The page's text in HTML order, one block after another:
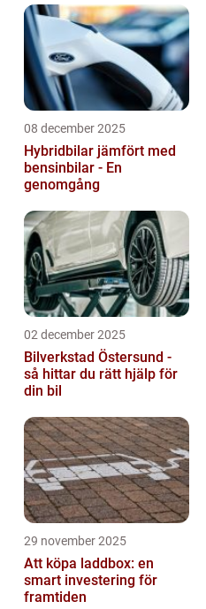
08 december 2025
Hybridbilar jämfört med
bensinbilar - En
genomgång
02 december 2025
Bilverkstad Östersund -
så hittar du rätt hjälp för
din bil
29 november 2025
Att köpa laddbox: en
smart investering för
framtiden